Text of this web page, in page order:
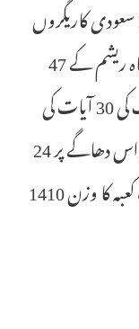
کلوگرام خام روئی استعمال ہوتی ہے۔150 سعودی کاریگروں
اور ہنرمندوں نے 11 ماہ کی محنت سے سیاہ ریشم کے 47
خوبصورت ٹکڑے تیار کیے جن پر قرآنِ پاک کی 30 آیات کی
کڑھائی چاندی کے دھاگے سے کی گئیں اور اس دھاگے پر 24
قیراط سونے کی تہہ چڑھائی گئی تھی۔غلافِ کعبہ کا وزن 1410